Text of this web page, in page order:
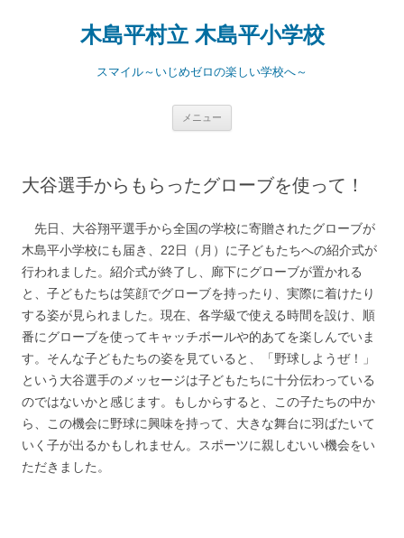
木島平村立 木島平小学校
スマイル～いじめゼロの楽しい学校へ～
メニュー
大谷選手からもらったグローブを使って！
先日、大谷翔平選手から全国の学校に寄贈されたグローブが
木島平小学校にも届き、22日（月）に子どもたちへの紹介式が
行われました。紹介式が終了し、廊下にグローブが置かれる
と、子どもたちは笑顔でグローブを持ったり、実際に着けたり
する姿が見られました。現在、各学級で使える時間を設け、順
番にグローブを使ってキャッチボールや的あてを楽しんでいま
す。そんな子どもたちの姿を見ていると、「野球しようぜ！」
という大谷選手のメッセージは子どもたちに十分伝わっている
のではないかと感じます。もしからすると、この子たちの中か
ら、この機会に野球に興味を持って、大きな舞台に羽ばたいて
いく子が出るかもしれません。スポーツに親しむいい機会をい
ただきました。